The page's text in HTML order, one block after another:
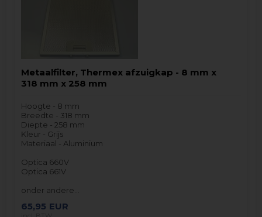
Metaalfilter, Thermex afzuigkap - 8 mm x
318 mm x 258 mm
Hoogte - 8 mm
Breedte - 318 mm
Diepte - 258 mm
Kleur - Grijs
Materiaal - Aluminium
Optica 660V
Optica 661V
onder andere…
65,95 EUR